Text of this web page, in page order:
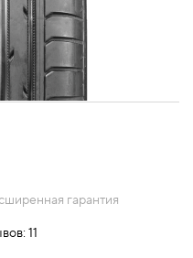
гарантия
11